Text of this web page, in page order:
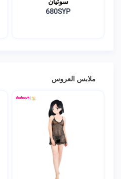
680SYP
ملابس العروس